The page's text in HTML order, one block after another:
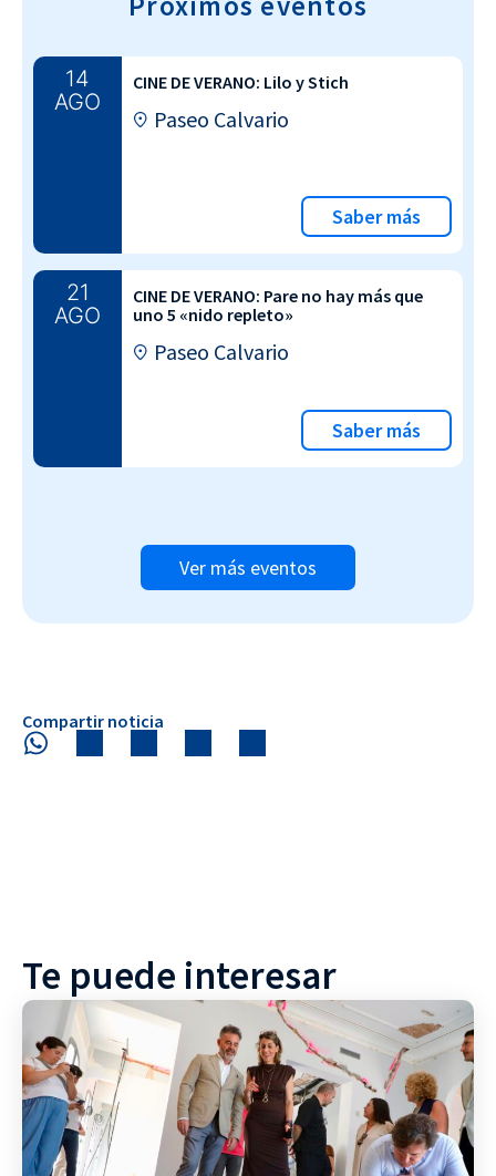
14
AGO
CINE DE VERANO: Lilo y Stich
Paseo Calvario
Saber más
21
AGO
CINE DE VERANO: Pare no hay más que
uno 5 «nido repleto»
Paseo Calvario
Saber más
Ver más eventos
Compartir noticia
Te puede interesar